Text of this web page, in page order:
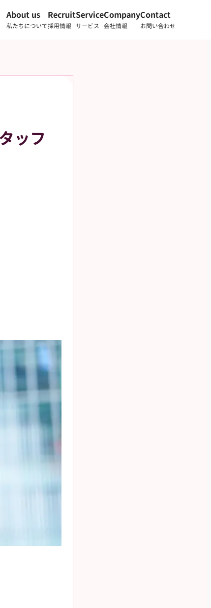
About us
私たちについて
Recruit
採用情報
Service
サービス
Company
会社情報
Contact
お問い合わせ
ッフ